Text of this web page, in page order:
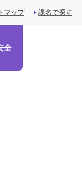
マップ 課名で探す
全